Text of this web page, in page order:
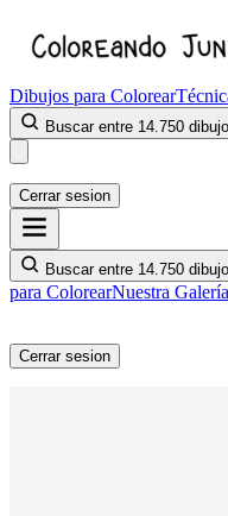
Dibujos para Colorear
Buscar entre 14.750
Cerrar sesion
Buscar entre 14.750
para ColorearNuestra Galería
Cerrar sesion